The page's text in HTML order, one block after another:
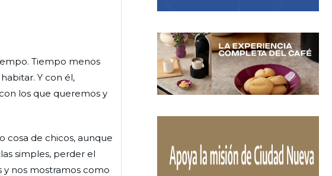
Tiempo menos
Y con él,
los que queremos y
cosa de chicos, aunque
simples, perder el
y nos mostramos como